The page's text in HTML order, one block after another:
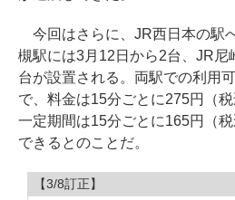
今回はさらに、JR西日本の駅
槻駅には3月12日から2台、JR尼
台が設置される。両駅での利用
で、料金は15分ごとに275円（
一定期間は15分ごとに165円（
できるとのことだ。
【3/8訂正】